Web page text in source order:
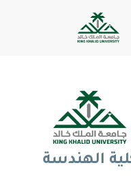
الهندسة